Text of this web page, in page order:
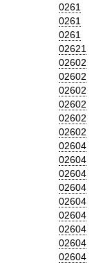
0261
0261
0261
02621
02602
02602
02602
02602
02602
02602
02604
02604
02604
02604
02604
02604
02604
02604
02604